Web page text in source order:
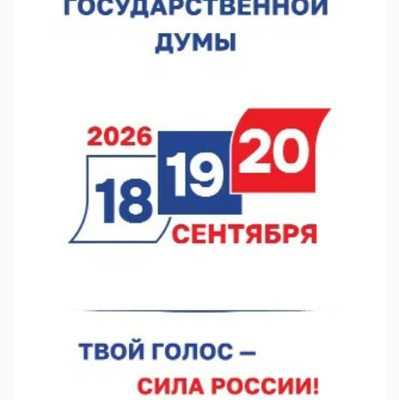
06.08.2026 17:24
Глеб Никитин представил направления сотрудничества с
Киргизией
06.08.2026 16:44